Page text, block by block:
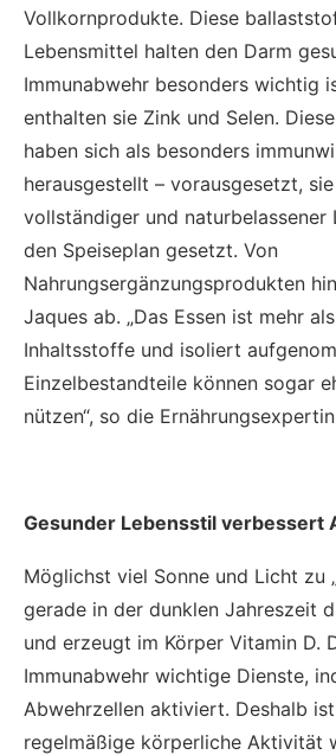
Vollkornprodukte. Diese
Lebensmittel halten den Darm
Immunabwehr besonders wichtig
enthalten sie Zink und Selen.
haben sich als besonders
herausgestellt – vorausgesetzt,
vollständiger und naturbelassener
den Speiseplan gesetzt. Von
Nahrungsergänzungsprodukten
Jaques ab. „Das Essen ist mehr
Inhaltsstoffe und isoliert
Einzelbestandteile können sogar
nützen“, so die
Gesunder Lebensstil verbessert
Möglichst viel Sonne und Licht zu
gerade in der dunklen Jahreszeit
und erzeugt im Körper Vitamin D.
Immunabwehr wichtige Dienste,
Abwehrzellen aktiviert. Deshalb
regelmäßige körperliche Aktivität